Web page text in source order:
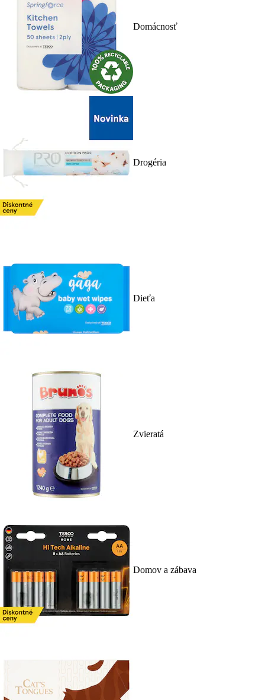
Domácnosť
Drogéria
Dieťa
Zvieratá
Domov a zábava